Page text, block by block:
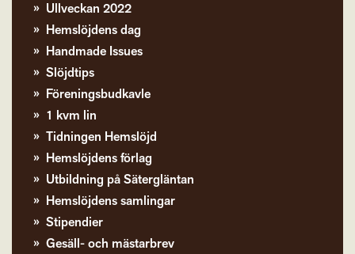
Ullveckan 2022
Hemslöjdens dag
Handmade Issues
Slöjdtips
Föreningsbudkavle
1 kvm lin
Tidningen Hemslöjd
Hemslöjdens förlag
Utbildning på Sätergläntan
Hemslöjdens samlingar
Stipendier
Gesäll- och mästarbrev